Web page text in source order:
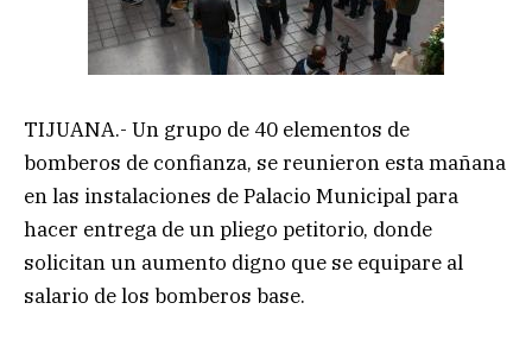
TIJUANA.- Un grupo de 40 elementos de
bomberos de confianza, se reunieron esta mañana
en las instalaciones de Palacio Municipal para
hacer entrega de un pliego petitorio, donde
solicitan un aumento digno que se equipare al
salario de los bomberos base.